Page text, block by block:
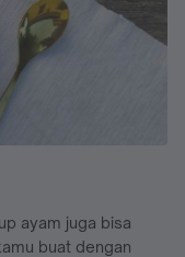
ayam juga bisa
buat dengan